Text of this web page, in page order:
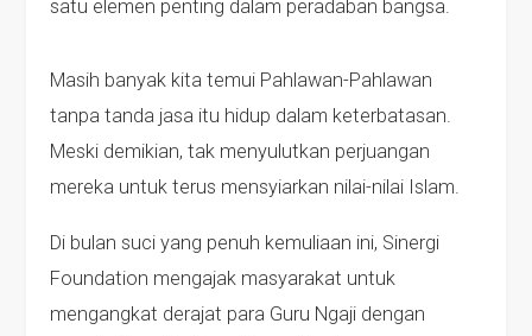
satu elemen penting dalam peradaban bangsa.
Masih banyak kita temui Pahlawan-Pahlawan
tanpa tanda jasa itu hidup dalam keterbatasan.
Meski demikian, tak menyulutkan perjuangan
mereka untuk terus mensyiarkan nilai-nilai Islam.
Di bulan suci yang penuh kemuliaan ini, Sinergi
Foundation mengajak masyarakat untuk
mengangkat derajat para Guru Ngaji dengan